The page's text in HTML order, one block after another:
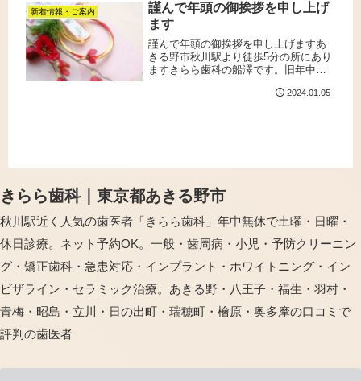
新着情報・ご案内
謹んで年頭の御挨拶を申し上げ
ます
謹んで年頭の御挨拶を申し上げますあ
きる野市秋川駅より徒歩5分の所にあり
ますきらら歯科の船澤です。旧年中は
本年もより多くの皆様にご満足いただ
2024.01.05
きらら歯科｜東京都あきる野市
秋川駅近く人気の歯医者「きらら歯科」年中無休で土曜・日曜・
休日診療。ネット予約OK。一般・歯周病・小児・予防クリーニン
グ・矯正歯科・急患対応・インプラント・ホワイトニング・イン
ビザライン・セラミック治療。あきる野・八王子・福生・羽村・
青梅・昭島・立川・日の出町・瑞穂町・檜原・奥多摩の口コミで
評判の歯医者